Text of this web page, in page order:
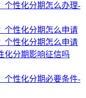
个性化分期怎么办理-
个性化分期怎么申请
个性化分期怎么申请
化分期影响征信吗
个性化分期必要条件-